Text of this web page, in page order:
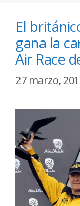
El
gana la
Air Race
27 marzo,